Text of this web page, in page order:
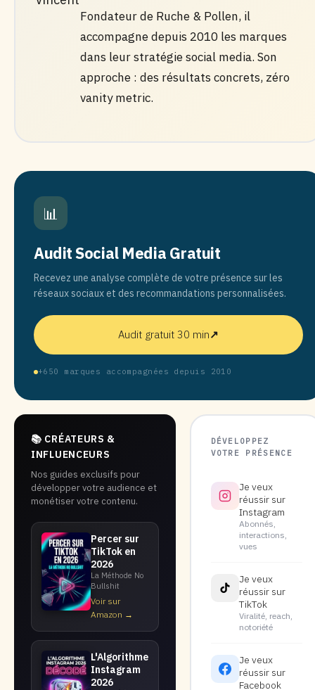
Fondateur de Ruche & Pollen, il
accompagne depuis 2010 les marques
dans leur stratégie social media. Son
approche : des résultats concrets, zéro
vanity metric.
📊
Audit Social Media Gratuit
Recevez une analyse complète de votre présence sur les
réseaux sociaux et des recommandations personnalisées.
Audit gratuit 30 min↗
+650 marques accompagnées depuis 2010
📚 CRÉATEURS &
INFLUENCEURS
Nos guides exclusifs pour
développer votre audience et
monétiser votre contenu.
Percer sur
TikTok en
2026
La Méthode No
Bullshit
Voir sur
Amazon →
L'Algorithme
Instagram
2026
DÉVELOPPEZ
VOTRE PRÉSENCE
Je veux
réussir sur
Instagram
Abonnés,
interactions,
vues
Je veux
réussir sur
TikTok
Viralité, reach,
notoriété
Je veux
réussir sur
Facebook